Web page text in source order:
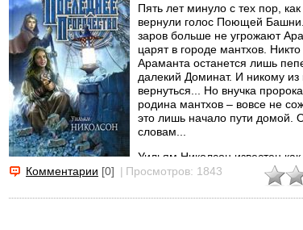
Пять лет минуло с тех пор,
вернули голос Поющей
заров больше не угрожают
царят в городе мантхов.
Араманта останется лишь
далекий Доминат. И никому
вернуться... Но внучка
родина мантхов – вовсе не
это лишь начало пути домой.
словам...
Уильям Николсон известен
«Гладиатор». Однако после
ветер» он заслужил славу
писателей нашего времени.
Комментарии [0] | Просмотров: 1843